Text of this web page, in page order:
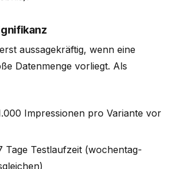
aussagekräftig, wenn eine
Datenmenge vorliegt. Als
Impressionen pro Variante vor
Tage Testlaufzeit (wochentag-